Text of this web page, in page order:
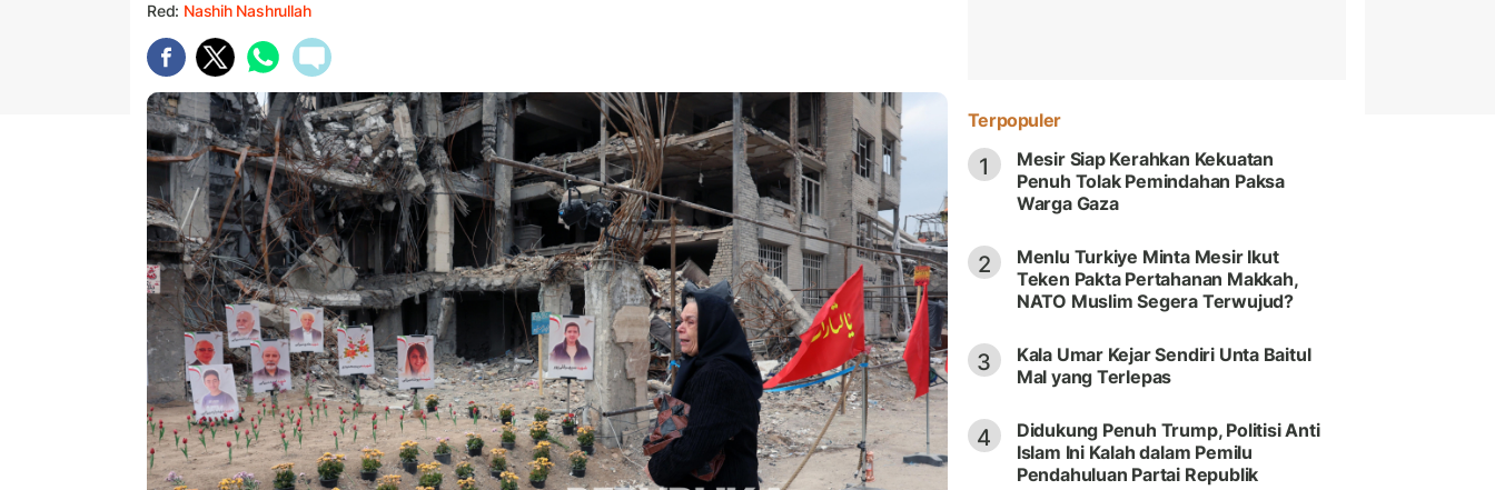
Red: Nashih Nashrullah
Terpopuler
1
Mesir Siap Kerahkan Kekuatan
Penuh Tolak Pemindahan Paksa
Warga Gaza
2
Menlu Turkiye Minta Mesir Ikut
Teken Pakta Pertahanan Makkah,
NATO Muslim Segera Terwujud?
3
Kala Umar Kejar Sendiri Unta Baitul
Mal yang Terlepas
4
Didukung Penuh Trump, Politisi Anti
Islam Ini Kalah dalam Pemilu
Pendahuluan Partai Republik